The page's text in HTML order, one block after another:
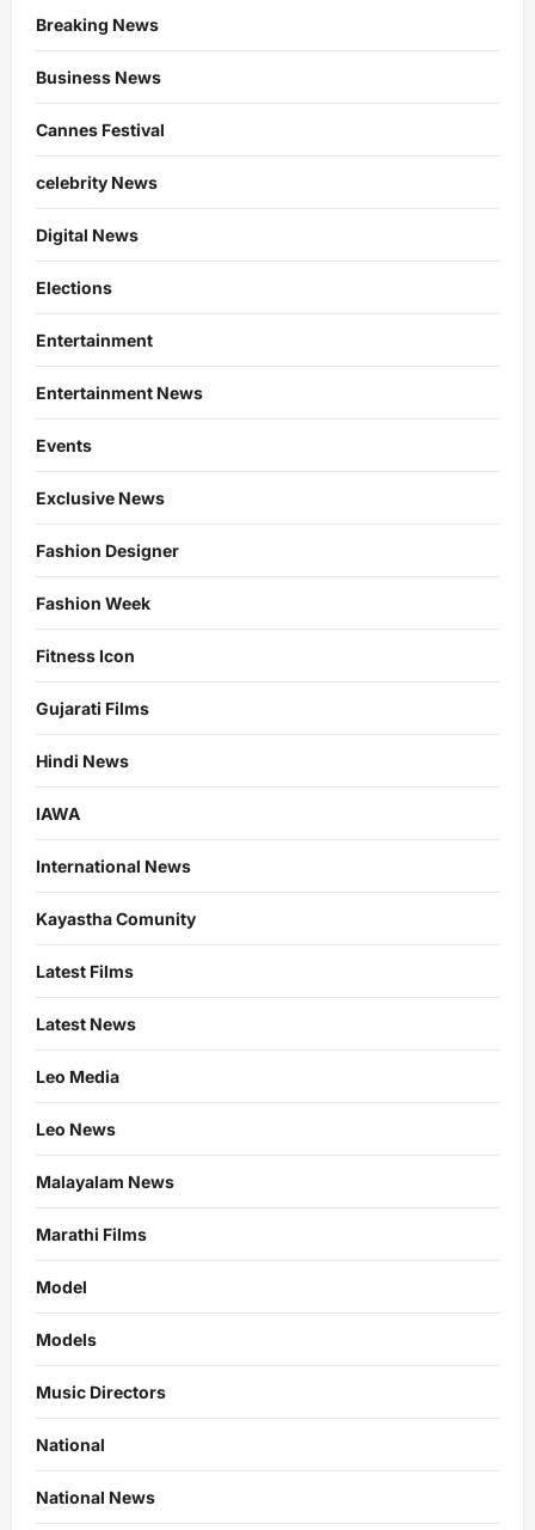
Breaking News
Business News
Cannes Festival
celebrity News
Digital News
Elections
Entertainment
Entertainment News
Events
Exclusive News
Fashion Designer
Fashion Week
Fitness Icon
Gujarati Films
Hindi News
IAWA
International News
Kayastha Comunity
Latest Films
Latest News
Leo Media
Leo News
Malayalam News
Marathi Films
Model
Models
Music Directors
National
National News